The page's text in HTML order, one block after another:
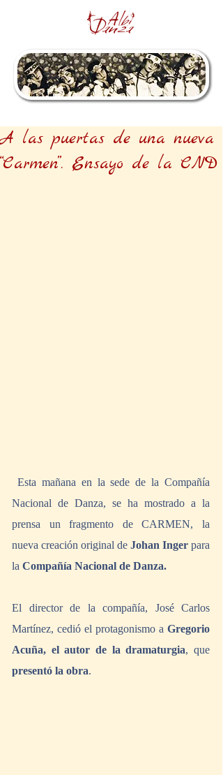
A las puertas de una nueva
“Carmen”. Ensayo de la CND
Nacional de Danza, se ha mostrado a la
prensa un fragmento de CARMEN, la
nueva creación original de Johan Inger para
la Compañía Nacional de Danza.
El director de la compañía, José Carlos
Martínez, cedió el protagonismo a Gregorio
Acuña, el autor de la dramaturgia
presentó la obra.